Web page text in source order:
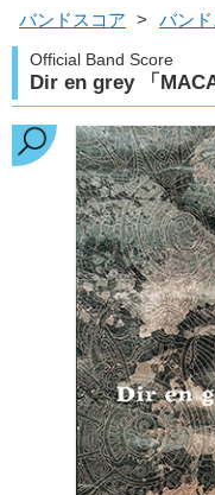
バンドスコア > バン
Official Band Score
Dir en grey 「